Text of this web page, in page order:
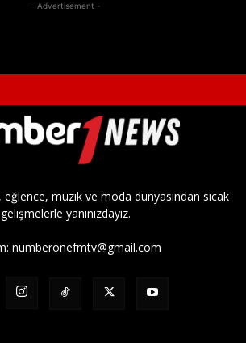
- Advertisement -
müzik ve moda dünyasından sıcak
gelişmelerle yanınızdayız.
numberonefmtv@gmail.com